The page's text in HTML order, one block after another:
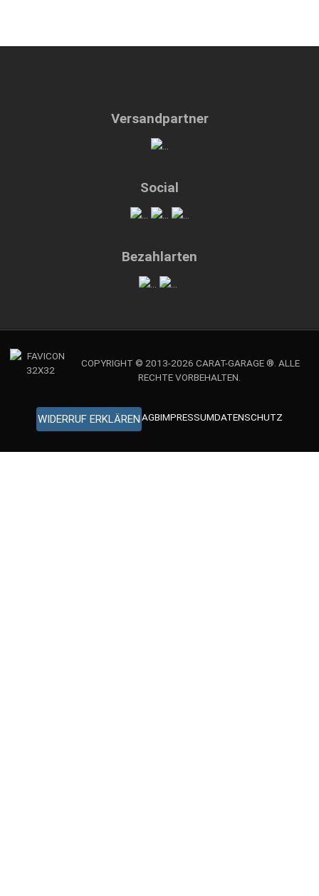
Versandpartner
Social
Bezahlarten
COPYRIGHT © 2013-2026 CARAT-GARAGE ®. ALLE
RECHTE VORBEHALTEN.
WIDERRUF ERKLÄRENAGBIMPRESSUMDATENSCHUTZ